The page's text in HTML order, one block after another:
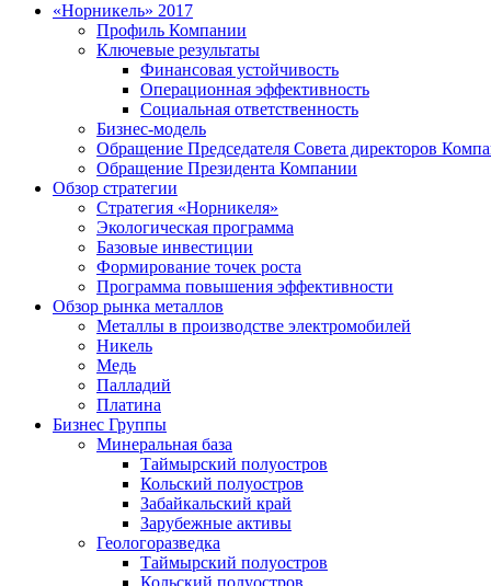
«Норникель» 2017
Профиль Компании
Ключевые результаты
Финансовая устойчивость
Операционная эффективность
Социальная ответственность
Бизнес-модель
Обращение Председателя Совета директоров
Обращение Президента Компании
Обзор стратегии
Стратегия «Норникеля»
Экологическая программа
Базовые инвестиции
Формирование точек роста
Программа повышения эффективности
Обзор рынка металлов
Металлы в производстве электромобилей
Никель
Медь
Палладий
Платина
Бизнес Группы
Минеральная база
Таймырский полуостров
Кольский полуостров
Забайкальский край
Зарубежные активы
Геологоразведка
Таймырский полуостров
Кольский полуостров